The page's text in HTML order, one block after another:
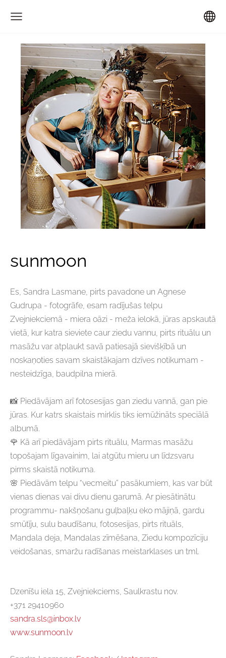
sunmoon
Es, Sandra Lasmane, pirts pavadone un Agnese
Gudrupa - fotogrāfe, esam radījušas telpu
Zvejniekciemā - miera oāzi - meža ielokā, jūras apskautā
vietā, kur katra sieviete caur ziedu vannu, pirts rituālu un
masāžu var atplaukt savā patiesajā sievišķībā un
noskaņoties savam skaistākajam dzīves notikumam -
nesteidzīga, baudpilna mierā.
📸 Piedāvājam arī fotosesijas gan ziedu vannā, gan pie
jūras. Kur katrs skaistais mirklis tiks iemūžināts speciālā
albumā.
🌹 Kā arī piedāvājam pirts rituālu, Marmas masāžu
topošajam līgavainim, lai atgūtu mieru un līdzsvaru
pirms skaistā notikuma.
🌸 Piedāvām telpu “vecmeitu” pasākumiem, kas var būt
vienas dienas vai divu dienu garumā. Ar piesātinātu
programmu- nakšņošanu guļbaļķu eko mājiņā, gardu
smūtīju, sulu baudīšanu, fotosesijas, pirts rituāls,
Mandala deja, Mandalas zīmēšana, Ziedu kompozīciju
veidošanas, smaržu radīšanas meistarklases un tml.
Dzenīšu iela 15, Zvejniekciems, Saulkrastu nov.
+371 29410960
sandra.sls@inbox.lv
www.sunmoon.lv